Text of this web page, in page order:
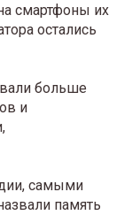
смартфоны их
остались
больше
и
самыми
память